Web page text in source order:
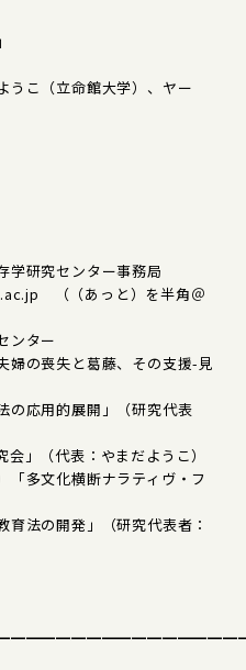
うこ（立命館大学）、ヤー
研究センター事務局
（（あっと）を半角＠
ンター
の喪失と葛藤、その支援-見
の応用的展開」（研究代表
」（代表：やまだようこ）
多文化横断ナラティヴ・フ
育法の開発」（研究代表者：